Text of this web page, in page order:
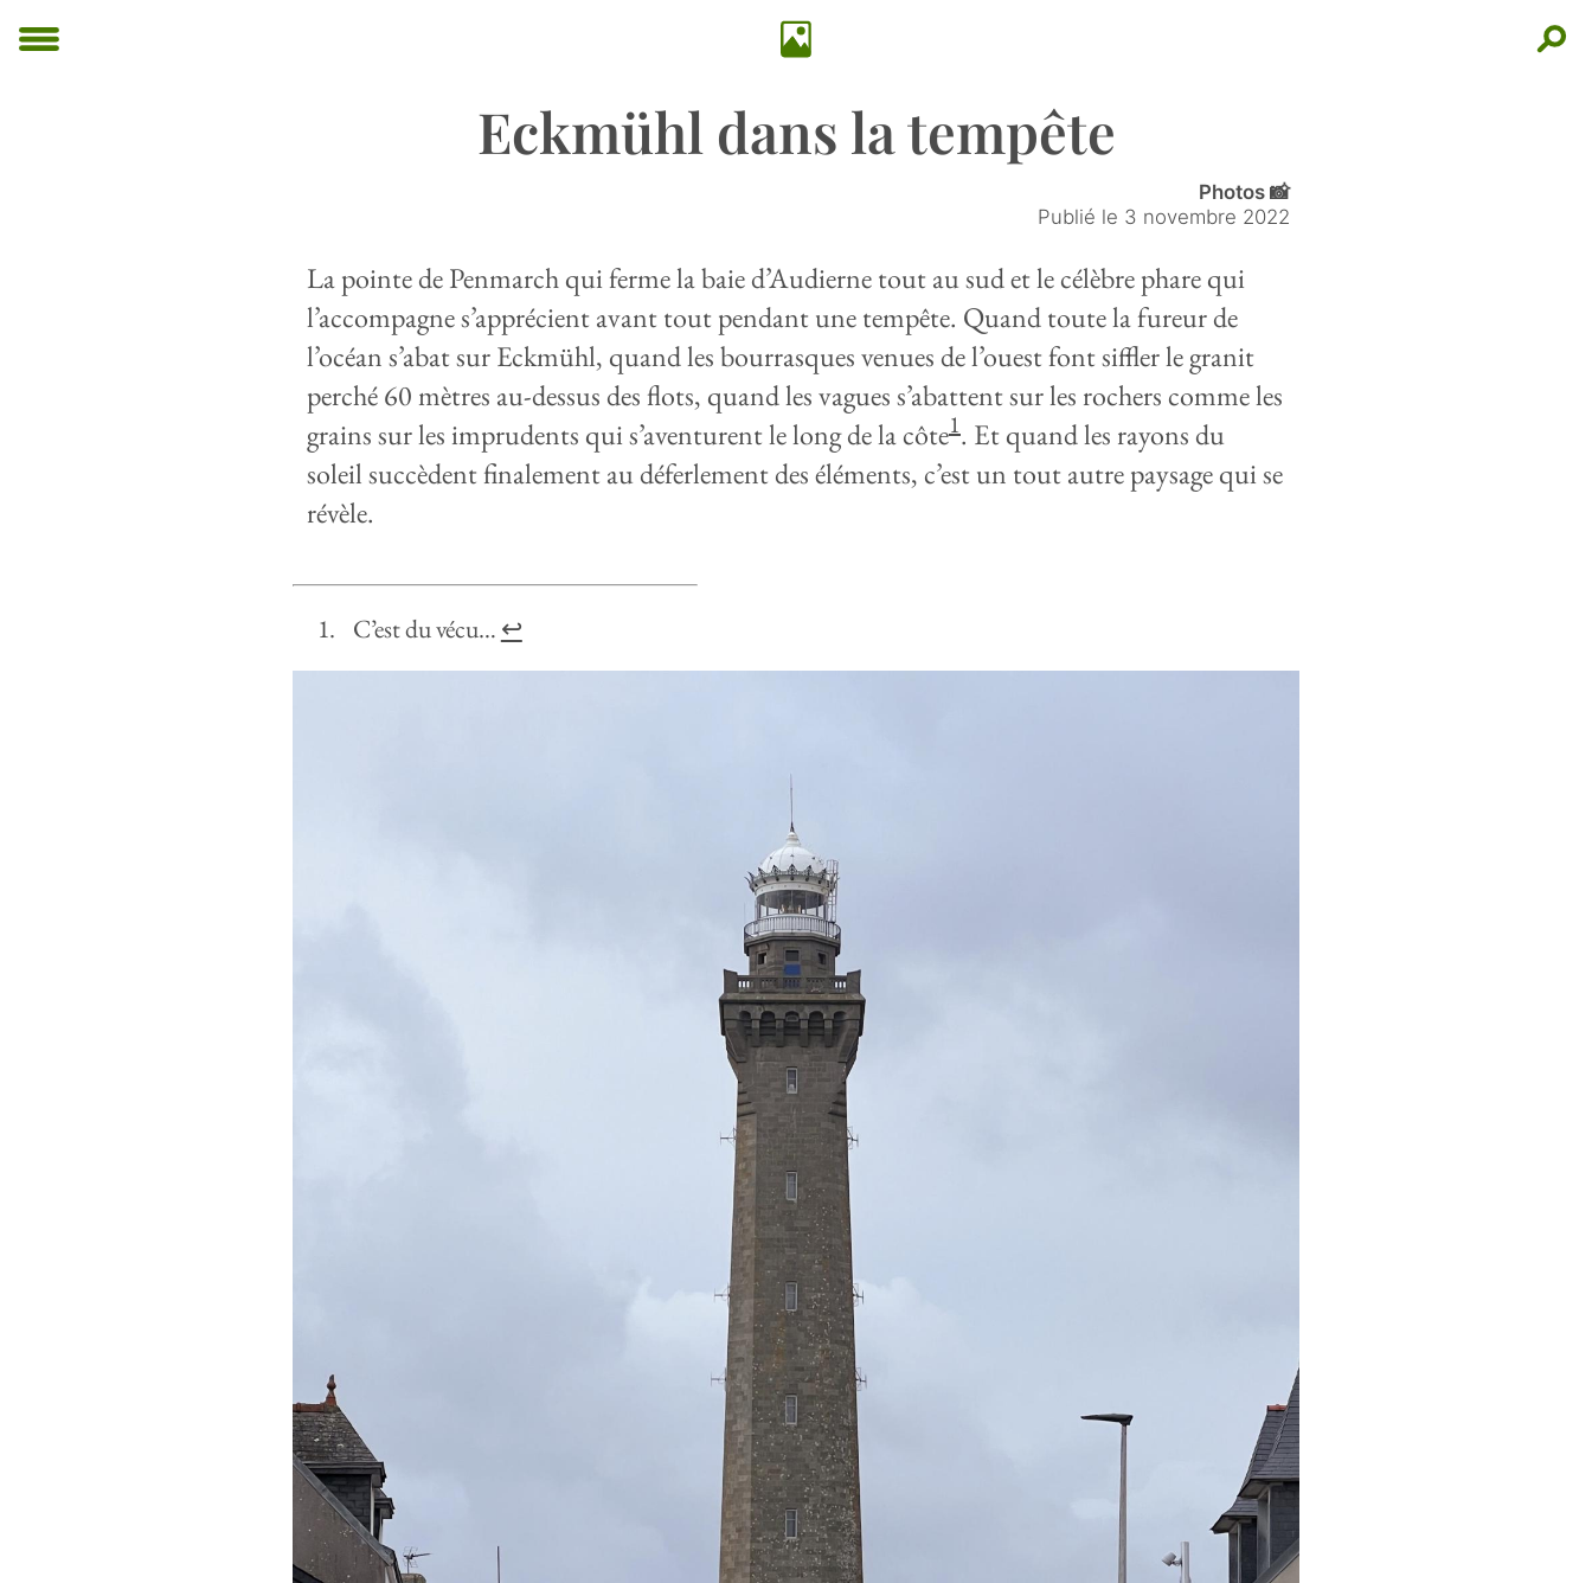
Eckmühl dans la tempête
Photos 📸
Publié le 3 novembre 2022
La pointe de Penmarch qui ferme la baie d’Audierne tout au sud et le célèbre phare qui
l’accompagne s’apprécient avant tout pendant une tempête. Quand toute la fureur de
l’océan s’abat sur Eckmühl, quand les bourrasques venues de l’ouest font siffler le granit
perché 60 mètres au-dessus des flots, quand les vagues s’abattent sur les rochers comme les
grains sur les imprudents qui s’aventurent le long de la côte1. Et quand les rayons du
soleil succèdent finalement au déferlement des éléments, c’est un tout autre paysage qui se
révèle.
C’est du vécu… ↩︎